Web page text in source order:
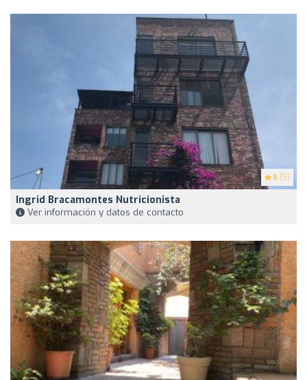
5 (5)
Ingrid Bracamontes Nutricionista
Ver información y datos de contacto